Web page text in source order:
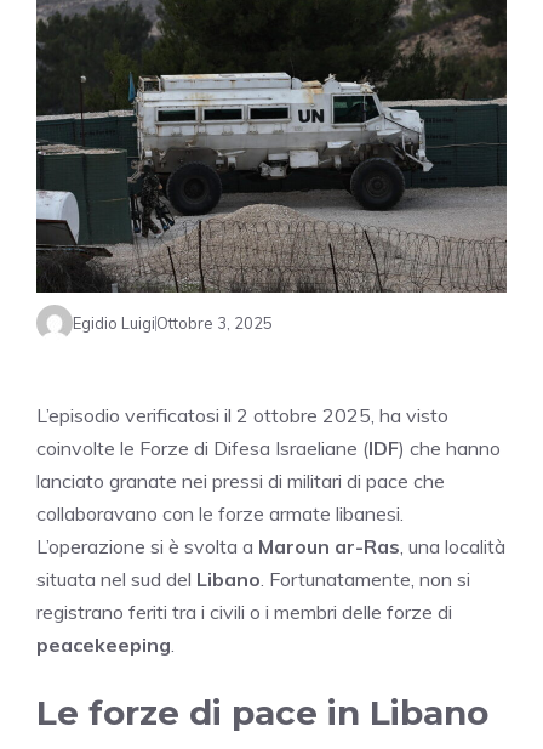
Egidio LuigiOttobre 3, 2025
L’episodio verificatosi il 2 ottobre 2025, ha visto
coinvolte le Forze di Difesa Israeliane (IDF) che hanno
lanciato granate nei pressi di militari di pace che
collaboravano con le forze armate libanesi.
L’operazione si è svolta a Maroun ar-Ras, una località
situata nel sud del Libano. Fortunatamente, non si
registrano feriti tra i civili o i membri delle forze di
peacekeeping.
Le forze di pace in Libano